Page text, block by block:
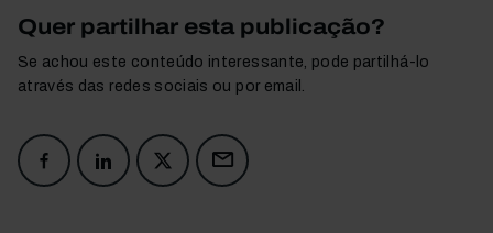
Quer partilhar esta publicação?
Se achou este conteúdo interessante, pode partilhá-lo
através das redes sociais ou por email.